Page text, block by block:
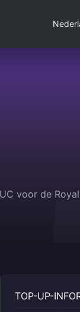
voor de
TOP-UP-